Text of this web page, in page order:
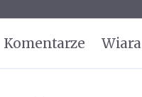
Komentarze Wiara